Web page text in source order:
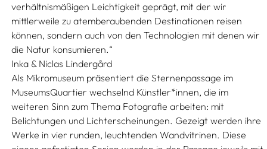
verhältnismäßigen Leichtigkeit geprägt, mit der wir
mittlerweile zu atemberaubenden Destinationen reisen
können, sondern auch von den Technologien mit denen wir
die Natur konsumieren.“
Inka & Niclas Lindergård
Als Mikromuseum präsentiert die Sternenpassage im
MuseumsQuartier wechselnd Künstler*innen, die im
weiteren Sinn zum Thema Fotografie arbeiten: mit
Belichtungen und Lichterscheinungen. Gezeigt werden ihre
Werke in vier runden, leuchtenden Wandvitrinen. Diese